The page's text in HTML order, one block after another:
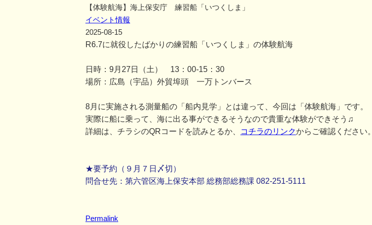
【体験航海】海上保安庁 練習船「いつくしま」
イベント情報
2025-08-15
R6.7に就役したばかりの練習船「いつくしま」の体験航海
日時：9月27日（土） 13：00-15：30
場所：広島（宇品）外貿埠頭 一万トンバース
8月に実施される測量船の「船内見学」とは違って、今回は「体験航海」です。
実際に船に乗って、海に出る事ができるそうなので貴重な体験ができそう♫
詳細は、チラシのQRコードを読みとるか、
コチラのリンクからご確認ください。
★要予約（９月７日〆切）
問合せ先：第六管区海上保安本部 総務部総務課 082-251-5111
Permalink